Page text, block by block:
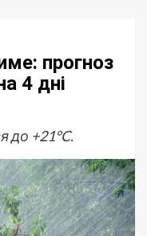
прогноз
4 дні
до +21°C.